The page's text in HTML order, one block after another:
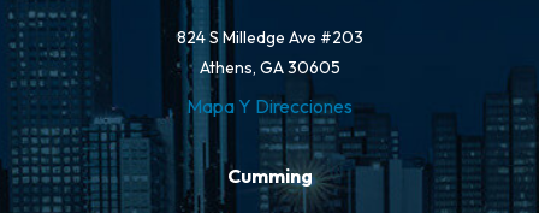
824 S Milledge Ave #203
Athens, GA 30605
Mapa Y Direcciones
Cumming